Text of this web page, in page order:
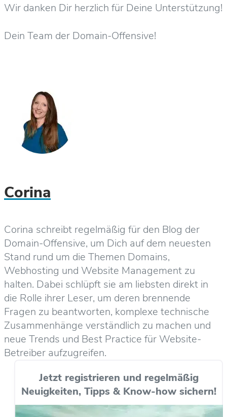
Wir danken Dir herzlich für Deine Unterstützung!
Dein Team der Domain-Offensive!
Corina
Corina schreibt regelmäßig für den Blog der
Domain-Offensive, um Dich auf dem neuesten
Stand rund um die Themen Domains,
Webhosting und Website Management zu
halten. Dabei schlüpft sie am liebsten direkt in
die Rolle ihrer Leser, um deren brennende
Fragen zu beantworten, komplexe technische
Zusammenhänge verständlich zu machen und
neue Trends und Best Practice für Website-
Betreiber aufzugreifen.
Jetzt registrieren und regelmäßig
Neuigkeiten, Tipps & Know-how sichern!